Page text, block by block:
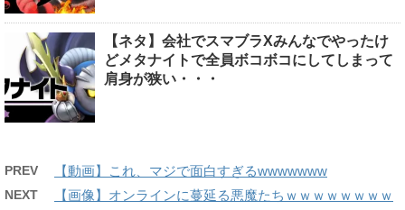
【ネタ】会社でスマブラXみんなでやったけ
どメタナイトで全員ボコボコにしてしまって
肩身が狭い・・・
PREV 【動画】これ、マジで面白すぎるwwwwwww
NEXT
【画像】オンラインに蔓延る悪魔たちｗｗｗｗｗｗｗｗ